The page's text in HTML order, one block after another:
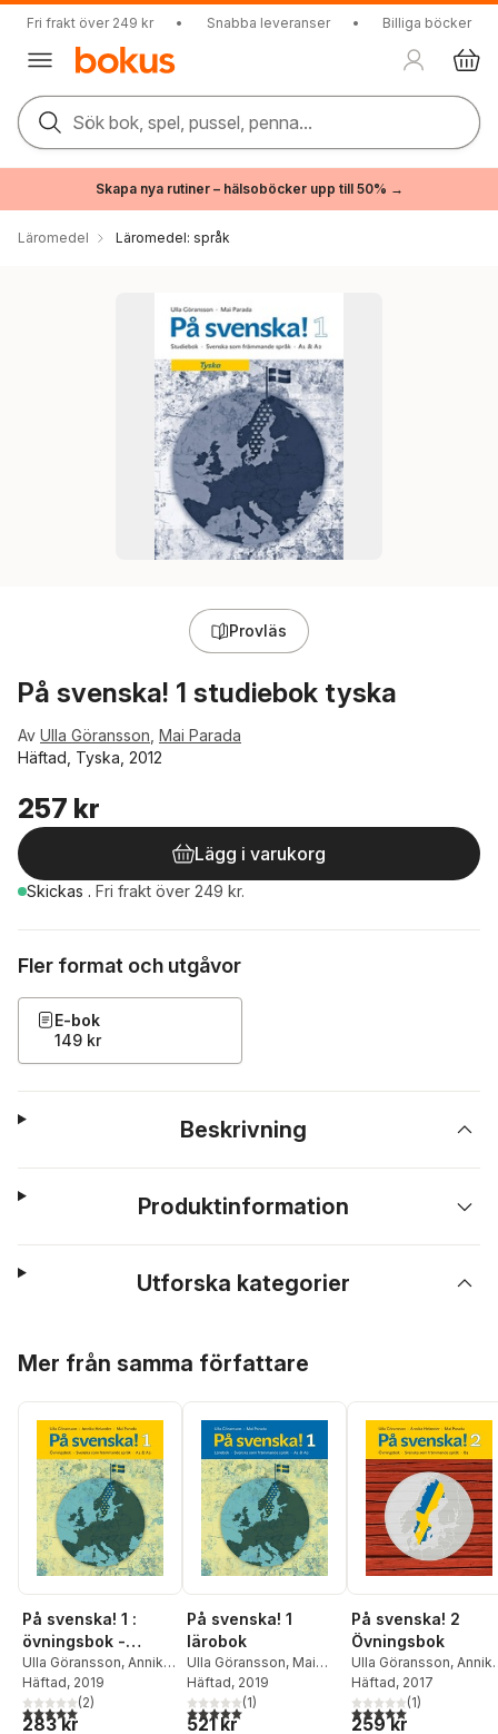
Fri frakt över 249 kr • Snabba leveranser • Billiga böcker
Sök bok, spel, pussel, penna...
Skapa nya rutiner – hälsoböcker upp till 50% →
Läromedel Läromedel: språk
Provläs
På svenska! 1 studiebok tyska
Av Ulla Göransson Mai Parada
Häftad, Tyska, 2012
257 kr
Lägg i varukorg
Skickas . Fri frakt över 249 kr.
Fler format och utgåvor
E-bok
149 kr
Beskrivning
Produktinformation
Utforska kategorier
Mer från samma författare
På svenska! 1 :
övningsbok -
svenska som
främmande språk
A1 & A2
Ulla Göransson, Annika
Helander,Mai Parada
Häftad, 2019
5,0utav 5 stjärnor. Totalt antal röster:
(2)
283 kr
På svenska! 1
lärobok
Ulla Göransson, Mai
Parada
Häftad, 2019
5,0utav 5 stjärnor. Totalt antal röster:
(1)
521 kr
På svenska! 2
Övningsbok
Ulla Göransson,
Helander,Mai Parada
Häftad, 2017
5,0utav 5 stjärnor.
(1)
259 kr